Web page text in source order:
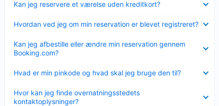
Kan jeg reservere et værelse uden kreditkort?
Hvordan ved jeg om min reservation er blevet registreret?
Kan jeg afbestille eller ændre min reservation gennem
Booking.com?
Hvad er min pinkode og hvad skal jeg bruge den til?
Hvor kan jeg finde overnatningsstedets
kontaktoplysninger?